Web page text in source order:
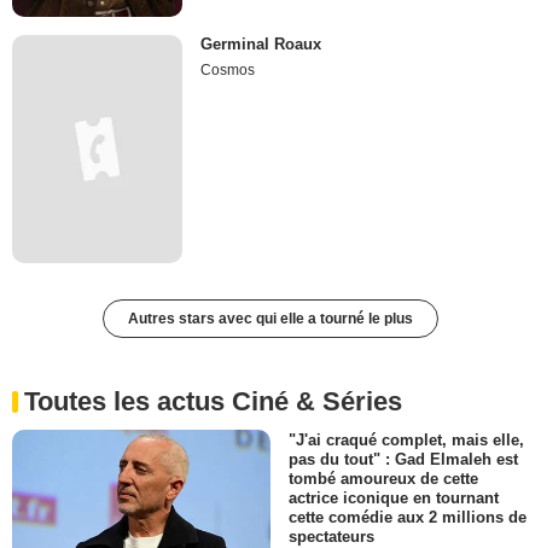
Germinal Roaux
Cosmos
Autres stars avec qui elle a tourné le plus
Toutes les actus Ciné & Séries
"J'ai craqué complet, mais elle,
pas du tout" : Gad Elmaleh est
tombé amoureux de cette
actrice iconique en tournant
cette comédie aux 2 millions de
spectateurs